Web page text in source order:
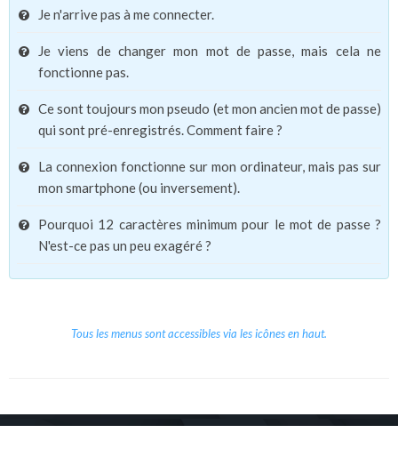
Je n'arrive pas à me connecter.
Je viens de changer mon mot de passe, mais cela ne
fonctionne pas.
Ce sont toujours mon pseudo (et mon ancien mot de passe)
qui sont pré-enregistrés. Comment faire ?
La connexion fonctionne sur mon ordinateur, mais pas sur
mon smartphone (ou inversement).
Pourquoi 12 caractères minimum pour le mot de passe ?
N'est-ce pas un peu exagéré ?
Tous les menus sont accessibles via les icônes en haut.